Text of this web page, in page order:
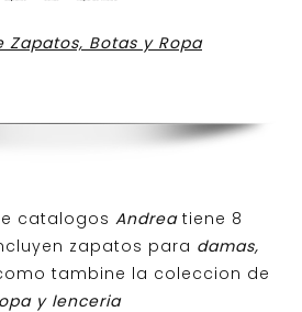
Zapatos, Botas y Ropa
catalogos Andreatiene 8
zapatos para damas,
tambine la coleccion de
y lenceria